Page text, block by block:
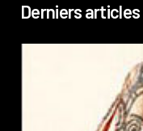
Derniers articles